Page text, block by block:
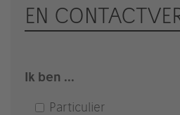
Management
EN
Ik ben ...
Particulier